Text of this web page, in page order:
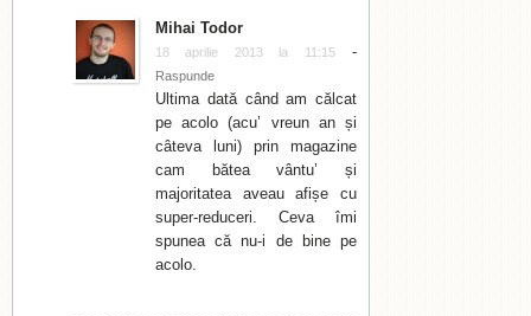
Mihai Todor
18 aprilie 2013 la 11:15-
Raspunde
Ultima dată când am călcat
pe acolo (acu’ vreun an și
câteva luni) prin magazine
cam bătea vântu’ și
majoritatea aveau afișe cu
super-reduceri. Ceva îmi
spunea că nu-i de bine pe
acolo.